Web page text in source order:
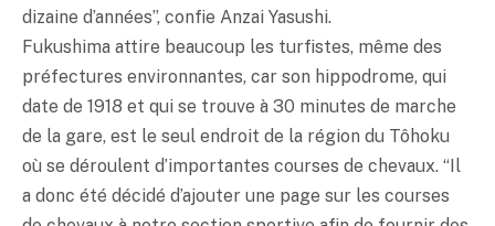
dizaine d’années”, confie Anzai Yasushi.
Fukushima attire beaucoup les turfistes, même des
préfectures environnantes, car son hippodrome, qui
date de 1918 et qui se trouve à 30 minutes de marche
de la gare, est le seul endroit de la région du Tôhoku
où se déroulent d’importantes courses de chevaux. “Il
a donc été décidé d’ajouter une page sur les courses